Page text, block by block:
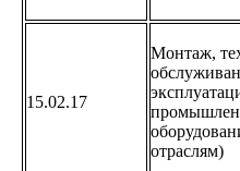
15.02.17
Монтаж,
отраслям)